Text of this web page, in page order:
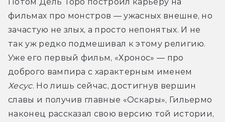
фильмах про монстров — ужасных внешне, но
зачастую не злых, а просто непонятых. И не
так уж редко подмешивал к этому религию.
Уже его первый фильм, «Хронос» — про
Хесус. Но лишь сейчас, достигнув вершин
славы и получив главные «Оскары», Гильермо
наконец рассказал свою версию той истории,